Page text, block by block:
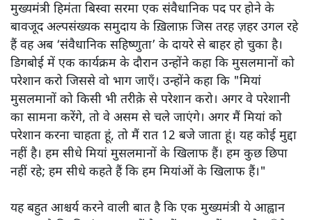
मुख्यमंत्री हिमंता बिस्वा सरमा एक संवैधानिक पद पर होने के
बावजूद अल्पसंख्यक समुदाय के ख़िलाफ़ जिस तरह ज़हर उगल रहे
हैं वह अब ‘संवैधानिक सहिष्णुता’ के दायरे से बाहर हो चुका है।
डिगबोई में एक कार्यक्रम के दौरान उन्होंने कहा कि मुसलमानों को
परेशान करो जिससे वो भाग जाएँ। उन्होंने कहा कि "मियां
मुसलमानों को किसी भी तरीक़े से परेशान करो। अगर वे परेशानी
का सामना करेंगे, तो वे असम से चले जाएंगे। अगर मैं मियां को
परेशान करना चाहता हूं, तो मैं रात 12 बजे जाता हूं। यह कोई मुद्दा
नहीं है। हम सीधे मियां मुसलमानों के खिलाफ हैं। हम कुछ छिपा
नहीं रहे; हम सीधे कहते हैं कि हम मियांओं के खिलाफ हैं।"
यह बहुत आश्चर्य करने वाली बात है कि एक मुख्यमंत्री ये आह्वान